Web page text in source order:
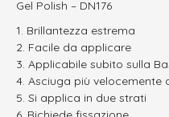
Gel Polish – DN176
Brillantezza estrema
Facile da applicare
Applicabile subito sulla
Asciuga più velocemente
Si applica in due strati